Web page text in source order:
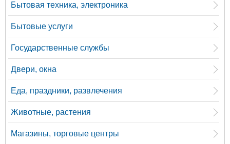
Бытовая техника, электроника
Бытовые услуги
Государственные службы
Двери, окна
Еда, праздники, развлечения
Животные, растения
Магазины, торговые центры